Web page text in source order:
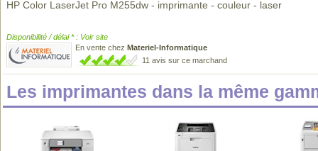
HP Color LaserJet Pro M255dw - imprimante - couleur - laser
Disponibilité / délai * : Voir site
En vente chez Materiel-Informatique
11 avis sur ce marchand
Les imprimantes dans la même